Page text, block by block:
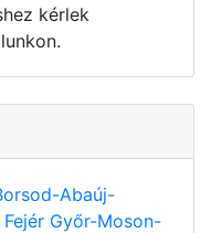
kérlek
Abaúj-
Fejér Győr-Moson-